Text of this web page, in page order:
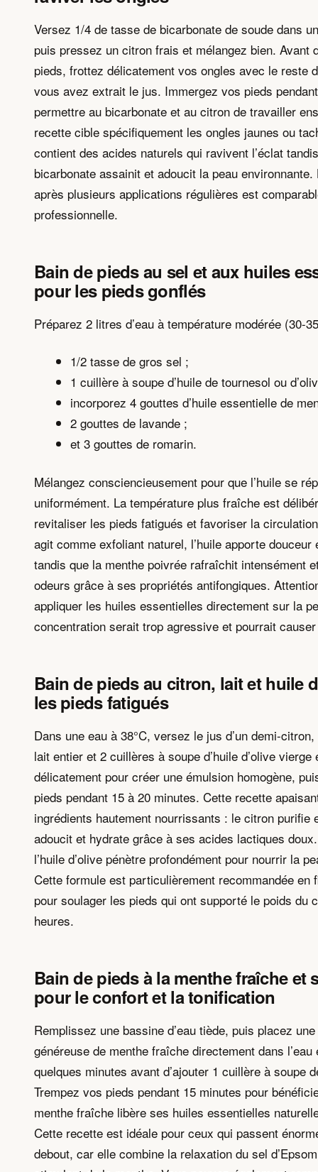
Versez 1/4 de tasse de bicarbonate de soude dans
puis pressez un citron frais et mélangez bien. Avant
pieds, frottez délicatement vos ongles avec le reste
vous avez extrait le jus. Immergez vos pieds
permettre au bicarbonate et au citron de travailler
recette cible spécifiquement les ongles jaunes ou
contient des acides naturels qui ravivent l’éclat
bicarbonate assainit et adoucit la peau
après plusieurs applications régulières est
professionnelle.
Bain de pieds au sel et aux huiles
pour les pieds gonflés
Préparez 2 litres d’eau à température modérée (30-
1/2 tasse de gros sel ;
1 cuillère à soupe d’huile de tournesol ou
incorporez 4 gouttes d’huile essentielle de
2 gouttes de lavande ;
et 3 gouttes de romarin.
Mélangez consciencieusement pour que l’huile se
uniformément. La température plus fraîche est
revitaliser les pieds fatigués et favoriser la
agit comme exfoliant naturel, l’huile apporte
tandis que la menthe poivrée rafraîchit intensément
odeurs grâce à ses propriétés antifongiques.
appliquer les huiles essentielles directement sur la
concentration serait trop agressive et pourrait
Bain de pieds au citron, lait et huile
les pieds fatigués
Dans une eau à 38°C, versez le jus d’un demi-
lait entier et 2 cuillères à soupe d’huile d’olive
délicatement pour créer une émulsion homogène,
pieds pendant 15 à 20 minutes. Cette recette
ingrédients hautement nourrissants : le citron purifie
adoucit et hydrate grâce à ses acides lactiques
l’huile d’olive pénètre profondément pour nourrir la
Cette formule est particulièrement recommandée en
pour soulager les pieds qui ont supporté le poids du
heures.
Bain de pieds à la menthe fraîche et
pour le confort et la tonification
Remplissez une bassine d’eau tiède, puis placez
généreuse de menthe fraîche directement dans
quelques minutes avant d’ajouter 1 cuillère à soupe
Trempez vos pieds pendant 15 minutes pour
menthe fraîche libère ses huiles essentielles
Cette recette est idéale pour ceux qui passent
debout, car elle combine la relaxation du sel